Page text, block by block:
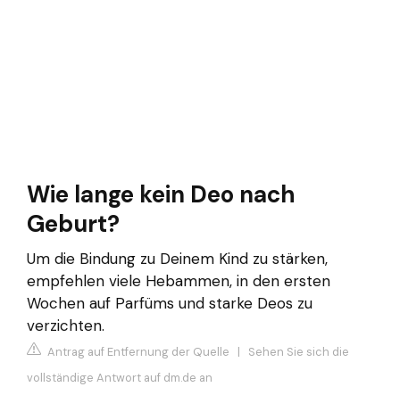
Wie lange kein Deo nach
Geburt?
Um die Bindung zu Deinem Kind zu stärken,
empfehlen viele Hebammen, in den ersten
Wochen auf Parfüms und starke Deos zu
verzichten.
Antrag auf Entfernung der Quelle | Sehen Sie sich die
vollständige Antwort auf dm.de an